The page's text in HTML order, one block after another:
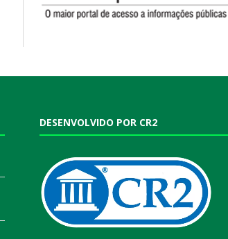
DESENVOLVIDO POR CR2